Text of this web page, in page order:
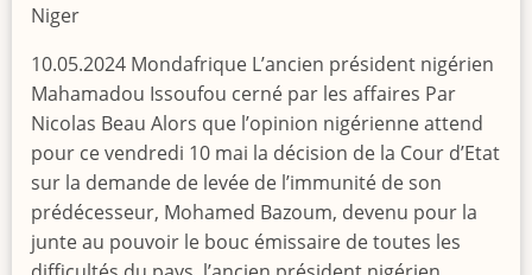
Niger
10.05.2024 Mondafrique L’ancien président nigérien
Mahamadou Issoufou cerné par les affaires Par
Nicolas Beau Alors que l’opinion nigérienne attend
pour ce vendredi 10 mai la décision de la Cour d’Etat
sur la demande de levée de l’immunité de son
prédécesseur, Mohamed Bazoum, devenu pour la
junte au pouvoir le bouc émissaire de toutes les